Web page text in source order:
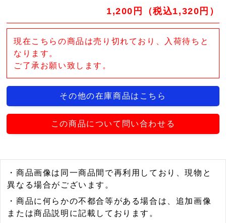
1,200円（税込1,320円）
現在こちらの商品は売り切れており、入荷待ちと
なります。
ご了承お願い致します。
その他の在庫商品はこちら
この商品について問い合わせる
・商品画像は同一商品間で再利用しており、現物と
異なる場合がございます。
・商品に何らかの不都合等がある場合は、追加画像
または商品説明に記載しております。